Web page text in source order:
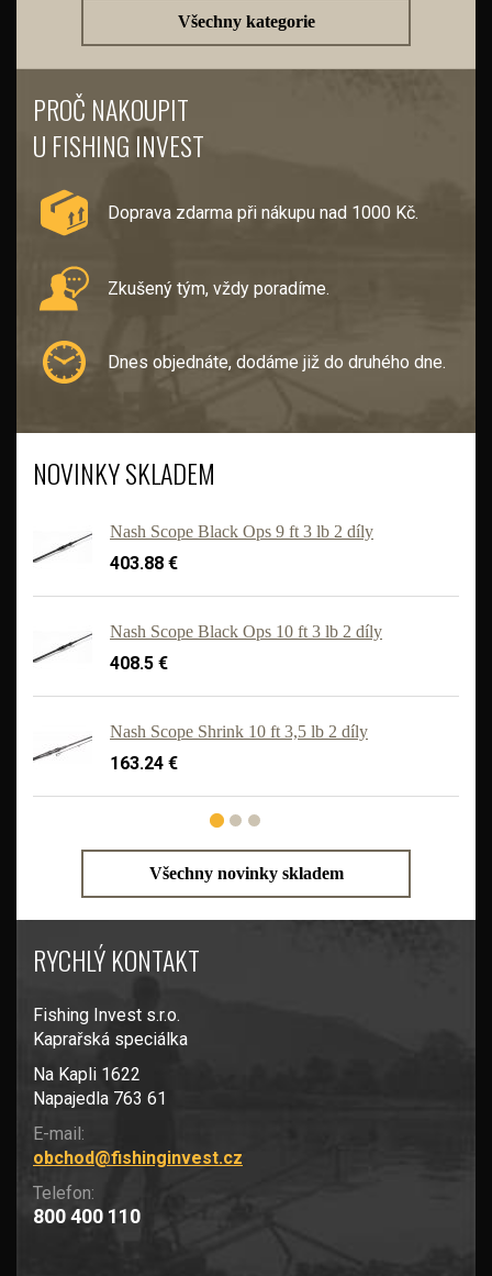
Všechny kategorie
PROČ NAKOUPIT
U FISHING INVEST
Doprava zdarma při nákupu nad 1000 Kč.
Zkušený tým, vždy poradíme.
Dnes objednáte, dodáme již do druhého dne.
NOVINKY SKLADEM
Nash Scope Black Ops 9 ft 3 lb 2 díly
403.88 €
Nash Scope Black Ops 10 ft 3 lb 2 díly
408.5 €
Nash Scope Shrink 10 ft 3,5 lb 2 díly
163.24 €
Všechny novinky skladem
RYCHLÝ KONTAKT
Fishing Invest s.r.o.
Kaprařská speciálka
Na Kapli 1622
Napajedla 763 61
E-mail:
obchod@fishinginvest.cz
Telefon:
800 400 110